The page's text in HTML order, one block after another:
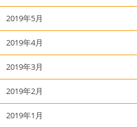
2019年5月
2019年4月
2019年3月
2019年2月
2019年1月